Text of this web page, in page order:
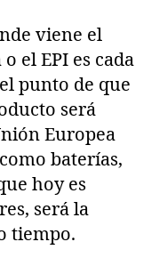
viene el
el EPI es cada
punto de que
será
Europea
baterías,
hoy es
será la
tiempo.